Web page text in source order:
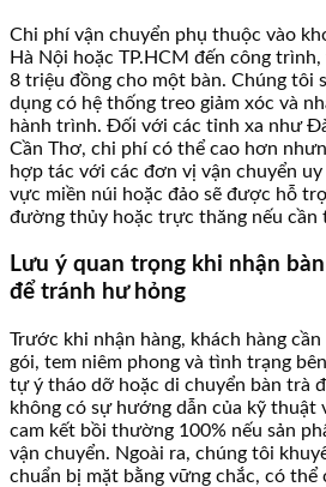
Chi phí vận chuyển phụ thuộc vào
Hà Nội hoặc TP.HCM đến công
8 triệu đồng cho một bàn. Chúng tôi
dụng có hệ thống treo giảm xóc và
hành trình. Đối với các tỉnh xa như
Cần Thơ, chi phí có thể cao hơn
hợp tác với các đơn vị vận chuyển
vực miền núi hoặc đảo sẽ được hỗ
đường thủy hoặc trực thăng nếu cần
Lưu ý quan trọng khi nhận
để tránh hư hỏng
Trước khi nhận hàng, khách hàng
gói, tem niêm phong và tình trạng
tự ý tháo dỡ hoặc di chuyển bàn trà
không có sự hướng dẫn của kỹ thuật
cam kết bồi thường 100% nếu sản
vận chuyển. Ngoài ra, chúng tôi
chuẩn bị mặt bằng vững chắc, có